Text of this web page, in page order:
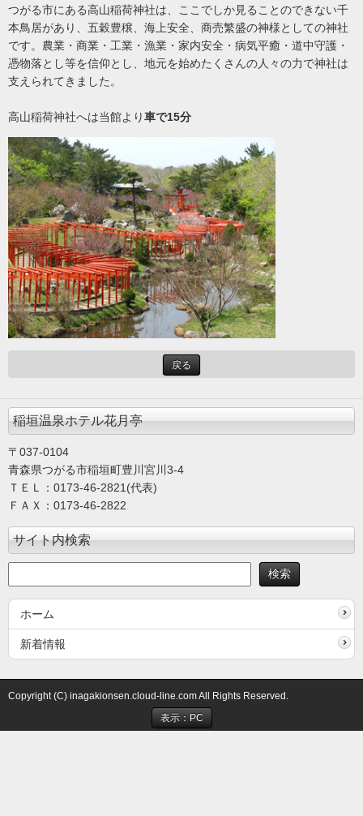
つがる市にある高山稲荷神社は、ここでしか見ることのできない千
本鳥居があり、五穀豊穣、海上安全、商売繁盛の神様としての神社
です。農業・商業・工業・漁業・家内安全・病気平癒・道中守護・
憑物落とし等を信仰とし、地元を始めたくさんの人々の力で神社は
支えられてきました。
高山稲荷神社へは当館より車で15分
戻る
稲垣温泉ホテル花月亭
〒037-0104
青森県つがる市稲垣町豊川宮川3-4
ＴＥＬ：0173-46-2821(代表)
ＦＡＸ：0173-46-2822
サイト内検索
ホーム
新着情報
Copyright (C) inagakionsen.cloud-line.com All Rights Reserved.
表示：PC